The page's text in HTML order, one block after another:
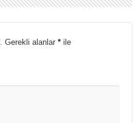
Gerekli alanlar* ile